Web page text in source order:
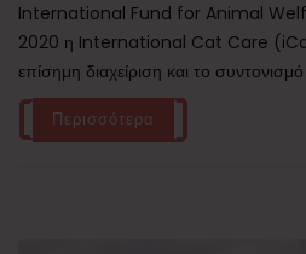
International Fund for Animal
2020 η International Cat Care
επίσημη διαχείριση και το
Περισσότερα